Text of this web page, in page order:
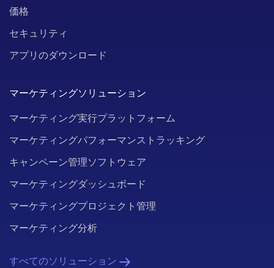
価格
セキュリティ
アプリのダウンロード
マーケティングソリューション
マーケティング実行プラットフォーム
マーケティングパフォーマンストラッキング
キャンペーン管理ソフトウェア
マーケティングダッシュボード
マーケティングプロジェクト管理
マーケティング分析
すべてのソリューション